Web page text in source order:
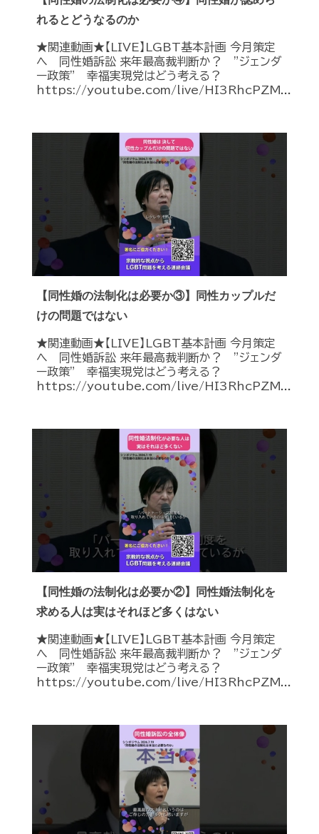
れるとどうなるのか
★関連動画★【LIVE】LGBT基本計画 今月策定
へ 同性婚訴訟 来年最高裁判断か？ ”ジェンダ
ー政策” 幸福実現党はどう考える？
https://youtube.com/live/HI3RhcPZM...
【同性婚の法制化は必要か③】同性カップルだ
けの問題ではない
★関連動画★【LIVE】LGBT基本計画 今月策定
へ 同性婚訴訟 来年最高裁判断か？ ”ジェンダ
ー政策” 幸福実現党はどう考える？
https://youtube.com/live/HI3RhcPZM...
【同性婚の法制化は必要か②】同性婚法制化を
求める人は実はそれほど多くはない
★関連動画★【LIVE】LGBT基本計画 今月策定
へ 同性婚訴訟 来年最高裁判断か？ ”ジェンダ
ー政策” 幸福実現党はどう考える？
https://youtube.com/live/HI3RhcPZM...